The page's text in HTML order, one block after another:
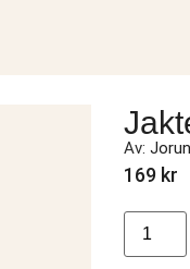
Av:
169 kr